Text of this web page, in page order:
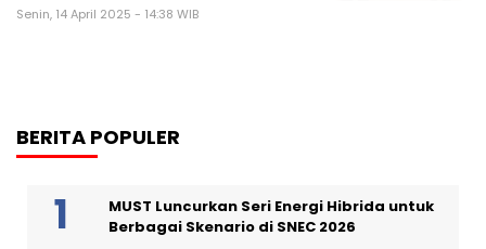
Senin, 14 April 2025 - 14:38 WIB
BERITA POPULER
MUST Luncurkan Seri Energi Hibrida untuk
Berbagai Skenario di SNEC 2026